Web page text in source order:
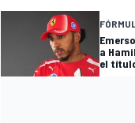
a
el